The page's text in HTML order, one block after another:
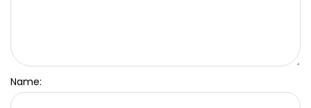
Name: